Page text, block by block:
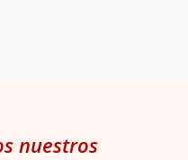
nuestros